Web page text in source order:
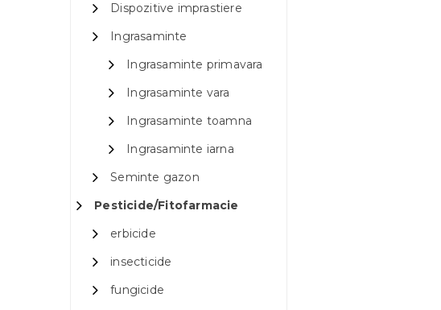
Dispozitive imprastiere
Ingrasaminte
Ingrasaminte primavara
Ingrasaminte vara
Ingrasaminte toamna
Ingrasaminte iarna
Seminte gazon
Pesticide/Fitofarmacie
erbicide
insecticide
fungicide